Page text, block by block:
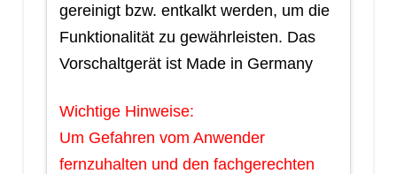
gereinigt bzw. entkalkt werden, um die
Funktionalität zu gewährleisten. Das
Vorschaltgerät ist Made in Germany
Wichtige Hinweise:
Um Gefahren vom Anwender
fernzuhalten und den fachgerechten